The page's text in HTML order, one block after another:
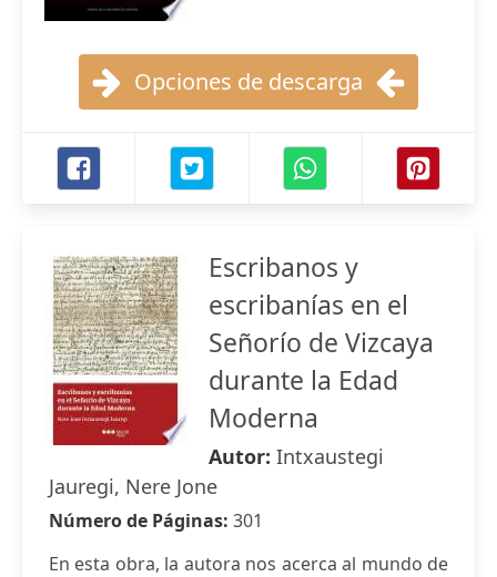
Opciones de descarga
Escribanos y
escribanías en el
Señorío de Vizcaya
durante la Edad
Moderna
Autor: Intxaustegi
Jauregi, Nere Jone
Número de Páginas: 301
En esta obra, la autora nos acerca al mundo de